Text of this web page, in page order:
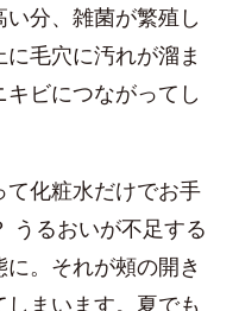
分、雑菌が繁殖し
毛穴に汚れが溜ま
ビにつながってし
化粧水だけでお手
うるおいが不足する
。それが頰の開き
まいます。夏でも